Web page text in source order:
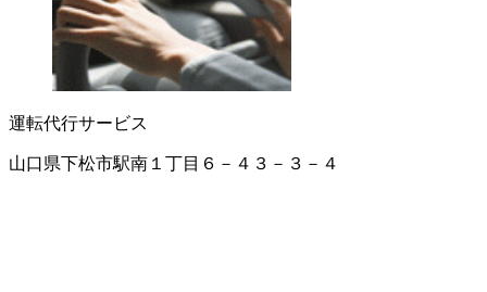
運転代行サービス
山口県下松市駅南１丁目６－４３－３－４